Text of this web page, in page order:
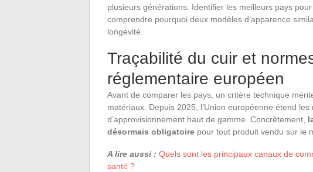
plusieurs générations. Identifier les meilleurs pays
comprendre pourquoi deux modèles d’apparence
longévité.
Traçabilité du cuir et
réglementaire européen
Avant de comparer les pays, un critère technique
matériaux. Depuis 2025, l’Union européenne étend
d’approvisionnement haut de gamme. Concrètement,
désormais obligatoire pour tout produit vendu sur le
A lire aussi : Quels sont les principaux canaux de
santé ?